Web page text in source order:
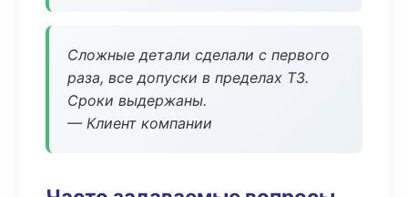
Сложные детали сделали с первого
раза, все допуски в пределах ТЗ.
Сроки выдержаны.
— Клиент компании